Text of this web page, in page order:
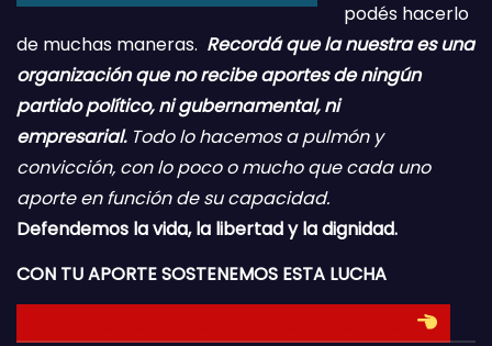
podés hacerlo
de muchas maneras. Recordá que la nuestra es una
organización que no recibe aportes de ningún
partido político, ni gubernamental, ni
empresarial.Todo lo hacemos a pulmón y
convicción, con lo poco o mucho que cada uno
aporte en función de su capacidad.
Defendemos la vida, la libertad y la dignidad.
CON TU APORTE SOSTENEMOS ESTA LUCHA